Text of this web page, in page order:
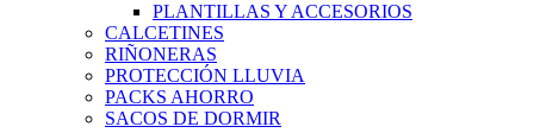
PLANTILLAS Y ACCESORIOS
CALCETINES
RIÑONERAS
PROTECCIÓN LLUVIA
PACKS AHORRO
SACOS DE DORMIR